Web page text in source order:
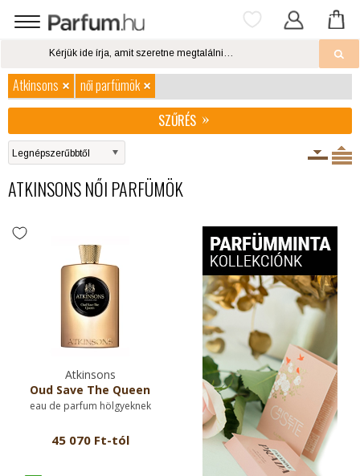
Atkinsons
női parfümök
SZŰRÉS
ATKINSONS NŐI PARFÜMÖK
Atkinsons
Oud Save The Queen
eau de parfum hölgyeknek
45 070 Ft-tól